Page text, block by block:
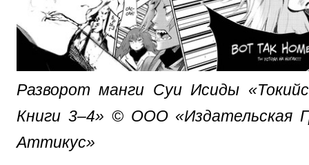
Разворот манги Суи Исиды
Книги 3–4» © ООО «Издательская
Аттикус»